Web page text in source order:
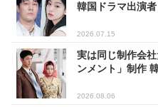
韓国ドラマ出演
2026.07.15
実は同じ制作会
ンメント」制作
2026.08.06